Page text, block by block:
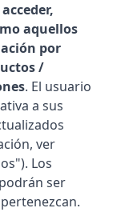
aquellos
por
/
. El usuario
a sus
ver
Los
ser